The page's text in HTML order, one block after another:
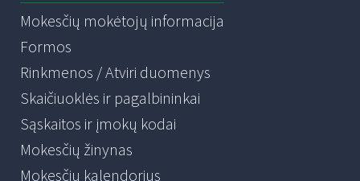
Mokesčių mokėtojų informacija
Formos
Rinkmenos / Atviri duomenys
Skaičiuoklės ir pagalbininkai
Sąskaitos ir įmokų kodai
Mokesčių žinynas
Mokesčių kalendorius